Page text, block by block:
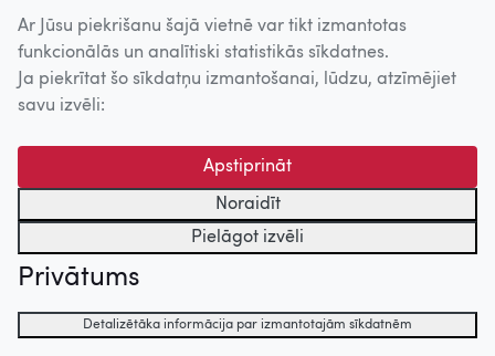
© 2026 Nacionālais Kino centrs, Kultūras informācijas sistēmu
centrs. Sadarbības partneris: Latvijas Valsts
kinofotofonodokumentu arhīvs.
Ar Jūsu piekrišanu šajā vietnē var tikt izmantotas
funkcionālās un analītiski statistikās sīkdatnes.
Ja piekrītat šo sīkdatņu izmantošanai, lūdzu, atzīmējiet
savu izvēli:
Apstiprināt
Noraidīt
Pielāgot izvēli
Privātums
Detalizētāka informācija par izmantotajām sīkdatnēm